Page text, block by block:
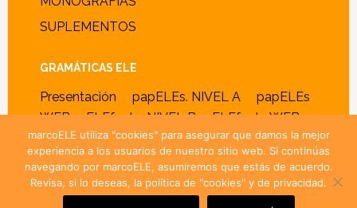
SUPLEMENTOS
GRAMÁTICAS ELE
Presentación papELEs. NIVEL A
papELEs
WEB
ELEfante. NIVEL B ELEfante WEB
© 2005–2026 ·marcoELE· ISSN 1885-2211 ·Política de
marcoELE utiliza "cookies" para asegurar que damos la mejor
experiencia a los usuarios de nuestro sitio web. Si continúas
navegando por marcoELE, asumiremos que estás de acuerdo.
Revisa, si lo deseas, la política de "cookies" y de privacidad.